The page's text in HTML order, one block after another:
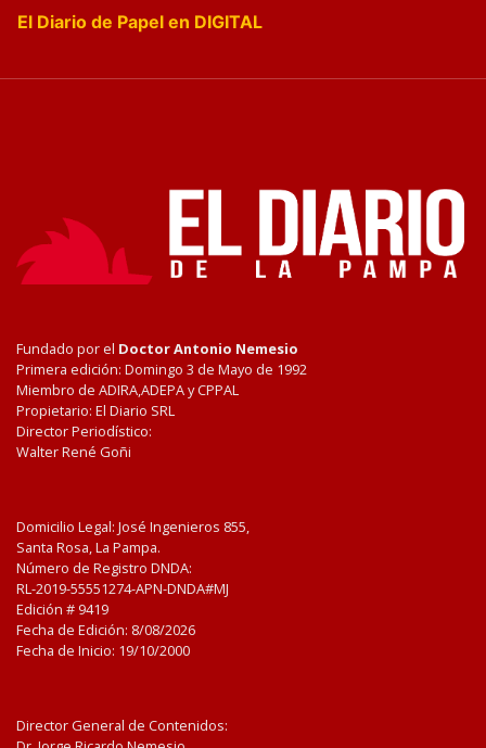
El Diario de Papel en DIGITAL
Fundado por el Doctor Antonio Nemesio
Primera edición: Domingo 3 de Mayo de 1992
Miembro de ADIRA,ADEPA y CPPAL
Propietario: El Diario SRL
Director Periodístico:
Walter René Goñi
Domicilio Legal: José Ingenieros 855,
Santa Rosa, La Pampa.
Número de Registro DNDA:
RL-2019-55551274-APN-DNDA#MJ
Edición # 9419
Fecha de Edición: 8/08/2026
Fecha de Inicio: 19/10/2000
Director General de Contenidos: